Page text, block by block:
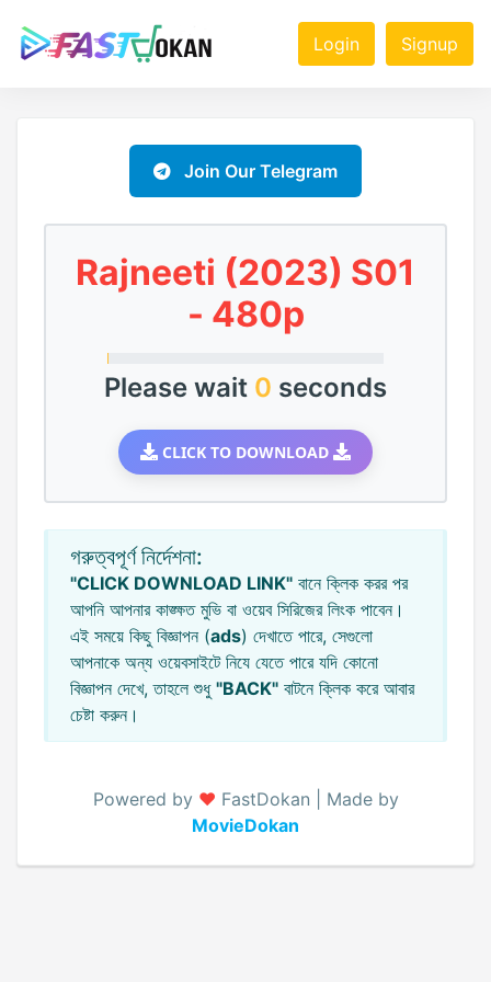
Login Signup
Join Our Telegram
Rajneeti (2023) S01
- 480p
Please wait 0 seconds
CLICK TO DOWNLOAD
গরুত্বপূর্ণ নির্দেশনা:
"CLICK DOWNLOAD LINK" বানে ক্লিক করর পর
আপনি আপনার কাঙ্ক্ষত মুভি বা ওয়েব সিরিজের লিংক পাবেন।
এই সময়ে কিছু বিজ্ঞাপন (ads) দেখাতে পারে, সেগুলো
আপনাকে অন্য ওয়েবসাইটে নিযে যেতে পারে যদি কোনো
বিজ্ঞাপন দেখে, তাহলে শুধু "BACK" বাটনে ক্লিক করে আবার
চেষ্টা করুন।
Powered by ♥️ FastDokan | Made by
MovieDokan